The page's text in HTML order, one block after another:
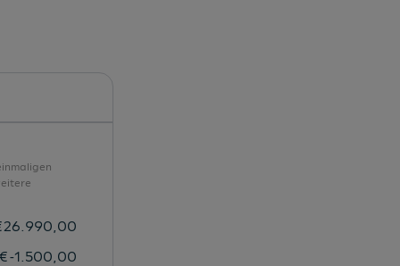
Sonnenblenden mit Spiegel
Spracherkennung
Spurhalteassistent
Start-Stopp-System
26.990,00
-1.500,00